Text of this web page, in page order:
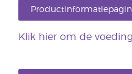
Klik hier om de